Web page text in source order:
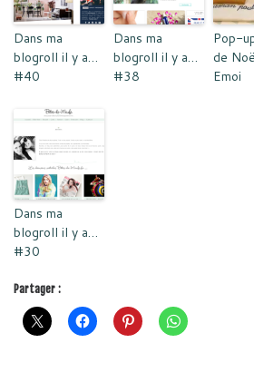
Dans ma
blogroll il y a…
#40
Dans ma
blogroll il y a…
#38
Pop-
de
Emoi
Dans ma
blogroll il y a…
#30
Partager :